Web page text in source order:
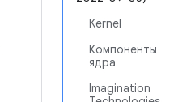
Kernel
Компоненты
ядра
Imagination